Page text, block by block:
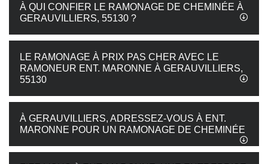
À QUI CONFIER LE RAMONAGE DE CHEMINÉE À
GERAUVILLIERS, 55130 ?
LE RAMONAGE À PRIX PAS CHER AVEC LE
RAMONEUR ENT. MARONNE À GERAUVILLIERS,
55130
À GERAUVILLIERS, ADRESSEZ-VOUS À ENT.
MARONNE POUR UN RAMONAGE DE CHEMINÉE